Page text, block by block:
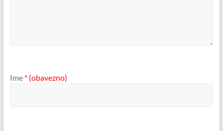
Ime * (obavezno)